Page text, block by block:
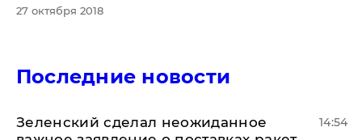
27 октября 2018
Последние новости
Зеленский сделал неожиданное
14:54